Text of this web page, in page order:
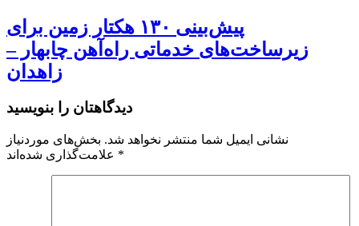
پیش‌بینی ۱۳۰ هکتار زمین برای
زیرساخت‌های خدماتی راه‌آهن چابهار –
زاهدان
دیدگاهتان را بنویسید
نشانی ایمیل شما منتشر نخواهد شد. بخش‌های موردنیاز
*